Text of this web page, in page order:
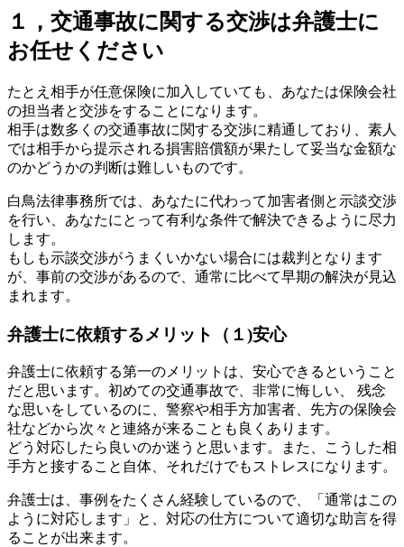
１，交通事故に関する交渉は弁護士に
お任せください
たとえ相手が任意保険に加入していても、あなたは保険会社
の担当者と交渉をすることになります。
相手は数多くの交通事故に関する交渉に精通しており、素人
では相手から提示される損害賠償額が果たして妥当な金額な
のかどうかの判断は難しいものです。
白鳥法律事務所では、あなたに代わって加害者側と示談交渉
を行い、あなたにとって有利な条件で解決できるように尽力
します。
もしも示談交渉がうまくいかない場合には裁判となります
が、事前の交渉があるので、通常に比べて早期の解決が見込
まれます。
弁護士に依頼するメリット（１)安心
弁護士に依頼する第一のメリットは、安心できるということ
だと思います。初めての交通事故で、非常に悔しい、 残念
な思いをしているのに、警察や相手方加害者、先方の保険会
社などから次々と連絡が来ることも良くあります。
どう対応したら良いのか迷うと思います。また、こうした相
手方と接すること自体、それだけでもストレスになります。
弁護士は、事例をたくさん経験しているので、「通常はこの
ように対応します」と、対応の仕方について適切な助言を得
ることが出来ます。